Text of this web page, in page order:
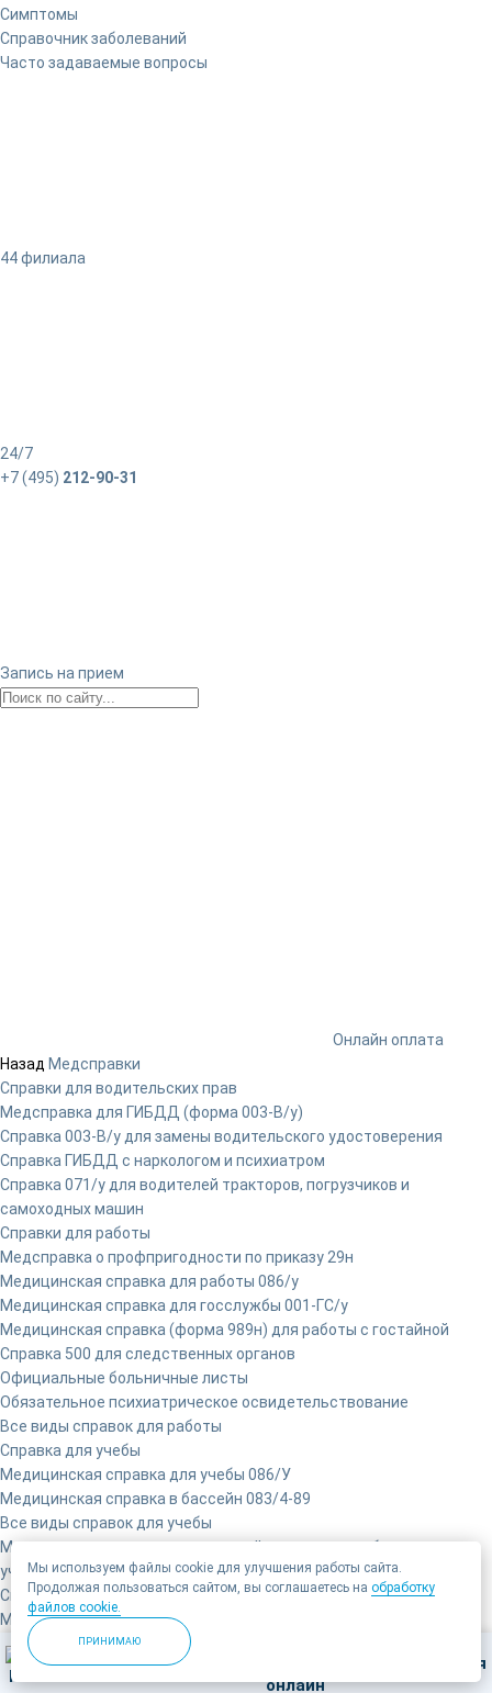
Симптомы
Справочник заболеваний
Часто задаваемые вопросы
44 филиала
24/7
+7 (495) 212-90-31
Запись на прием
Онлайн оплата
Назад Медсправки
Справки для водительских прав
Медсправка для ГИБДД (форма 003-В/у)
Справка 003-В/у для замены водительского удостоверения
Справка ГИБДД с наркологом и психиатром
Справка 071/у для водителей тракторов, погрузчиков и
самоходных машин
Справки для работы
Медсправка о профпригодности по приказу 29н
Медицинская справка для работы 086/у
Медицинская справка для госслужбы 001-ГС/у
Медицинская справка (форма 989н) для работы с гостайной
Справка 500 для следственных органов
Официальные больничные листы
Обязательное психиатрическое освидетельствование
Все виды справок для работы
Справка для учебы
Медицинская справка для учебы 086/У
Медицинская справка в бассейн 083/4-89
Все виды справок для учебы
Медицинская справка о временной нетрудоспособности
учащегося 095/У
Справки для ребенка
Медицинская карта (справка) 026/у
Медицинская справка для ребенка в лагерь 079/у
Санаторно-курортная карта по форме №076/у
Позвонить Записаться
Мы используем файлы cookie для улучшения работы сайта.
Продолжая пользоваться сайтом, вы соглашаетесь на обработку
файлов cookie.
ПРИНИМАЮ